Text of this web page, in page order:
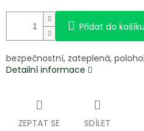
Přidat do košíku
bezpečnostní, zateplená,
Detailní informace
ZEPTAT SE SDÍLET